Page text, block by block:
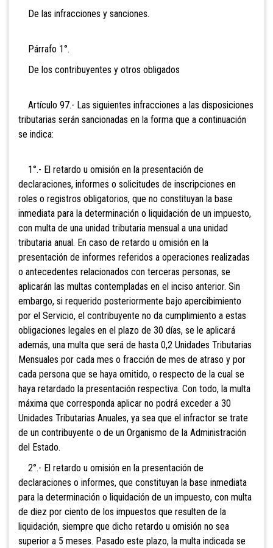
De las infracciones y sanciones.
Párrafo 1°.
De los contribuyentes y otros obligados
Artículo 97.- Las siguientes infracciones a las disposiciones
tributarias serán sancionadas en la forma que a continuación
se indica:
1°.- El retardo u omisión en la presentación de
declaraciones, informes o solicitudes de inscripciones en
roles o registros obligatorios, que no constituyan la base
inmediata para la determinación o liquidación de un impuesto,
con multa de una unidad tributaria mensual a una unidad
tributaria anual. En caso de retardo u omisión en la
presentación de informes referidos a operaciones realizadas
o antecedentes relacionados con terceras personas, se
aplicarán las multas contempladas en el inciso anterior. Sin
embargo, si requerido posteriormente bajo apercibimiento
por el Servicio, el contribuyente no da cumplimiento a estas
obligaciones legales en el plazo de 30 días, se le aplicará
además, una multa que será de hasta 0,2 Unidades Tributarias
Mensuales por cada mes o fracción de mes de atraso y por
cada persona que se haya omitido, o respecto de la cual se
haya retardado la presentación respectiva. Con todo, la multa
máxima que corresponda aplicar no podrá exceder a 30
Unidades Tributarias Anuales, ya sea que el infractor se trate
de un contribuyente o de un Organismo de la Administración
del Estado.
2°.- El retardo u omisión en la presentación de
declaraciones o informes, que constituyan la base inmediata
para la determinación o liquidación de un impuesto, con multa
de diez por ciento de los impuestos que resulten de la
liquidación, siempre que dicho retardo u omisión no sea
superior a 5 meses. Pasado este plazo, la multa indicada se